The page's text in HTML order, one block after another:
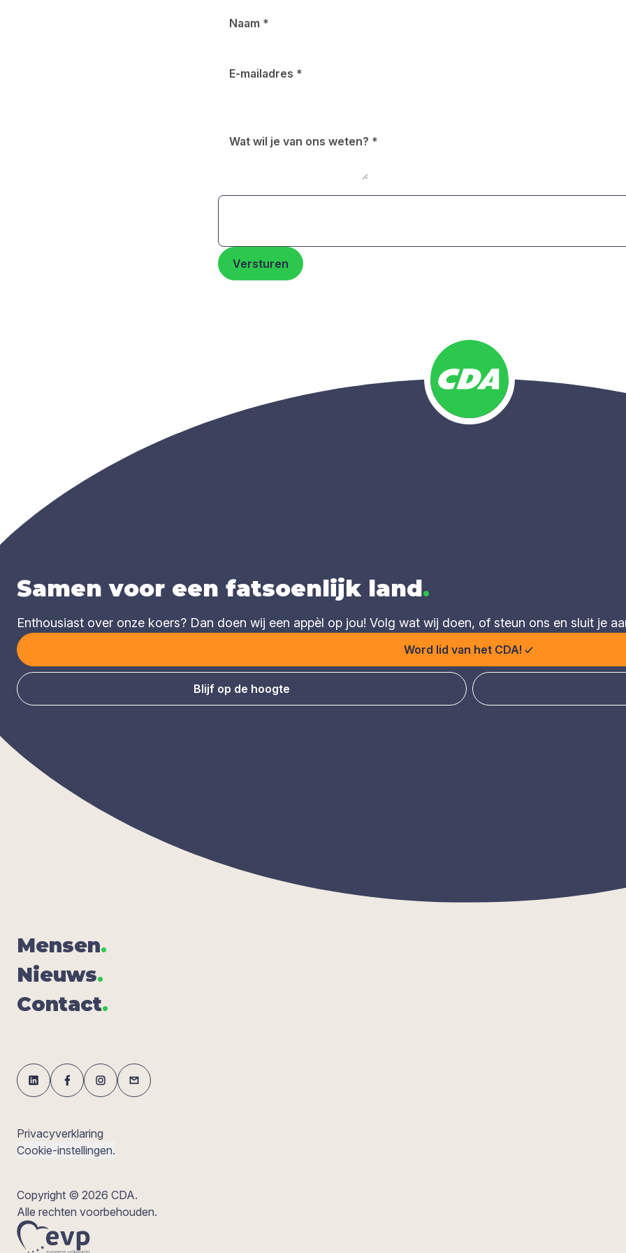
Naam *
E-mailadres *
Wat wil je van ons weten? *
Versturen
Samen voor een fatsoenlijk land.
Enthousiast over onze koers? Dan doen wij een appèl op jou! Volg wat wij doen, of steun ons en sluit je
Word lid van het CDA!
Blijf op de hoogte
Men­sen.
Nieuws.
Con­tact.
Privacyverklaring
Cookie-instellingen.
Copyright © 2026 CDA.
Alle rechten voorbehouden.